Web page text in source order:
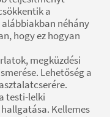
a
néhány
hogy ez hogyan
megküzdési
Lehetőség a
testi-lelki
Kellemes